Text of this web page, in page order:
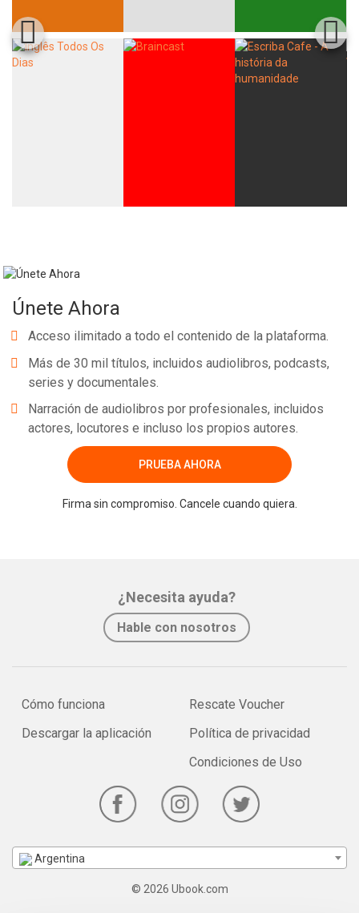
Únete Ahora
Acceso ilimitado a todo el contenido de la plataforma.
Más de 30 mil títulos, incluidos audiolibros, podcasts,
series y documentales.
Narración de audiolibros por profesionales, incluidos
actores, locutores e incluso los propios autores.
PRUEBA AHORA
Firma sin compromiso. Cancele cuando quiera.
¿Necesita ayuda?
Hable con nosotros
Cómo funciona
Descargar la aplicación
Rescate Voucher
Política de privacidad
Condiciones de Uso
Argentina
© 2026 Ubook.com
Facebook Twitter E-mail